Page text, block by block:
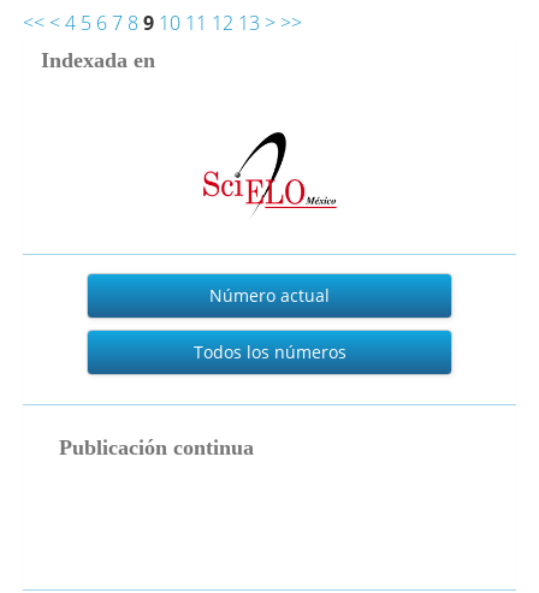
<< < 4 5 6 7 8 9 10 11 12 13 > >>
Indexada en
Actual
Número actual
Todos los números
Publicación continua